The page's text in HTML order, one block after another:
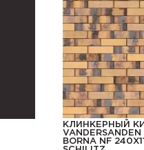
КЛИНКЕРНЫЙ
VANDERSANDEN
BORNA NF